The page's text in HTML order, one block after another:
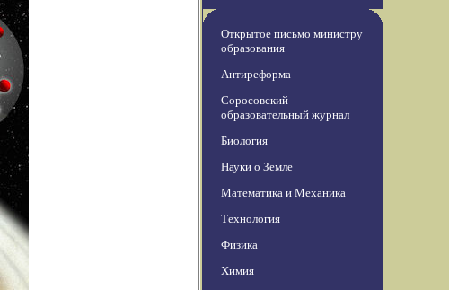
Открытое письмо министру
образования
Антиреформа
Соросовский
образовательный журнал
Биология
Науки о Земле
Математика и Механика
Технология
Физика
Химия